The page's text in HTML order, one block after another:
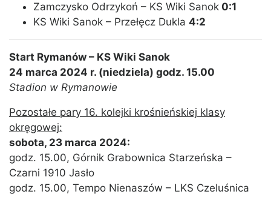
Zamczysko Odrzykoń – KS Wiki Sanok 0:1
KS Wiki Sanok – Przełęcz Dukla 4:2
Start Rymanów – KS Wiki Sanok
24 marca 2024 r. (niedziela) godz. 15.00
Stadion w Rymanowie
Pozostałe pary 16. kolejki krośnieńskiej klasy
okręgowej:
sobota, 23 marca 2024:
godz. 15.00, Górnik Grabownica Starzeńska –
Czarni 1910 Jasło
godz. 15.00, Tempo Nienaszów – LKS Czeluśnica